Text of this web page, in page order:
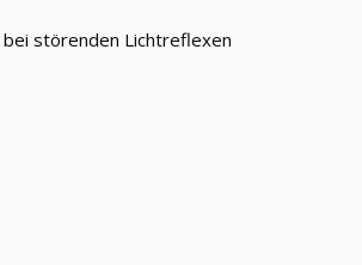
bei störenden Lichtreflexen